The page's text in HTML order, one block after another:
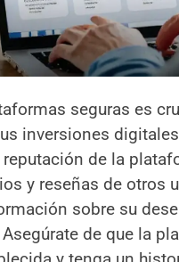
seguras es
inversiones
de la
y reseñas de otros
sobre su
de que la